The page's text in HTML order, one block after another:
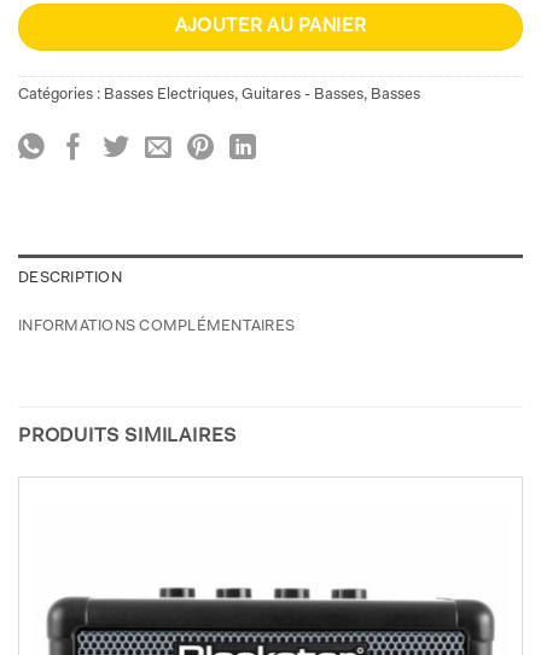
AJOUTER AU PANIER
Catégories : Basses Electriques, Guitares - Basses, Basses
DESCRIPTION
INFORMATIONS COMPLÉMENTAIRES
PRODUITS SIMILAIRES